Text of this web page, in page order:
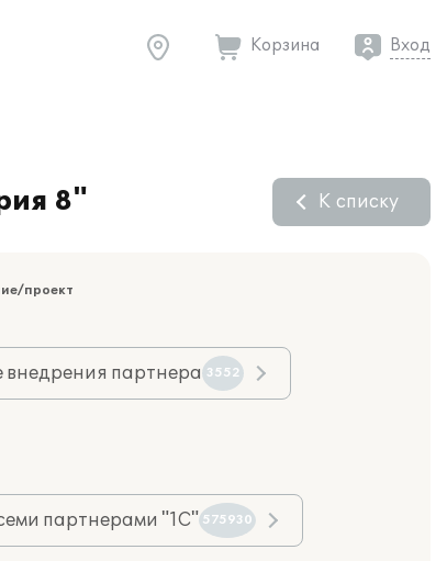
Корзина Вход
8" К списку
проект
внедрения партнера 3552
партнерами "1С" 575930